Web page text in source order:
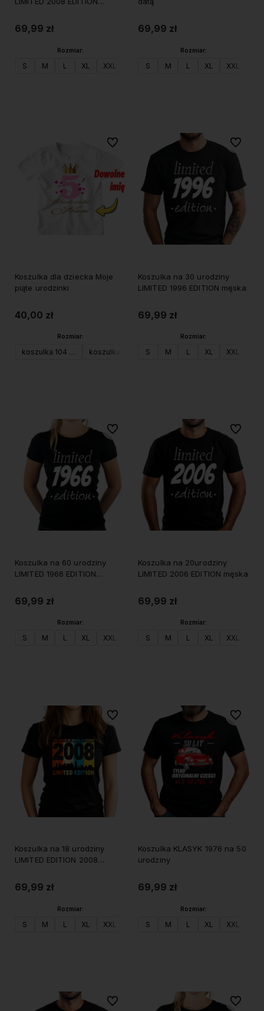
69,99 zł
Rozmiar:
S M L XL XXL
69,99 zł
Rozmiar:
S M L XL XXL
Koszulka dla dziecka Moje
piąte urodzinki
40,00 zł
Rozmiar:
koszulka 104 (XS) koszulka 116 (S) koszulka 128 (M)
Do ulubionych
Koszulka na 30 urodziny
LIMITED 1996 EDITION męska
69,99 zł
Rozmiar:
S M L XL XXL
Do
Koszulka na 60 urodziny
LIMITED 1966 EDITION
69,99 zł
Rozmiar:
S M L XL XXL
Do ulubionych
Koszulka na 20urodziny
LIMITED 2006 EDITION męska
69,99 zł
Rozmiar:
S M L XL XXL
Do
Koszulka na 18 urodziny
LIMITED EDITION 2008
69,99 zł
Rozmiar:
S M L XL XXL
Do ulubionych
Koszulka KLASYK 1976 na 50
urodziny
69,99 zł
Rozmiar:
S M L XL XXL
Do
Do ulubionych Do